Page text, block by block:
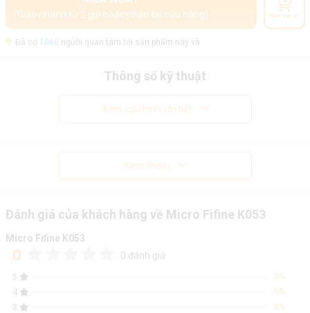
(Giao nhanh từ 2 giờ hoặc nhận tại cửa hàng) Thêm vào giỏ
Đã có 1066 người quan tâm tới sản phẩm này và
Thông số kỹ thuật
Xem cấu hình chi tiết
Xem thêm
Đánh giá của khách hàng về Micro Fifine K053
Micro Fifine K053
0 0 đánh giá
5
0%
4
0%
3
0%